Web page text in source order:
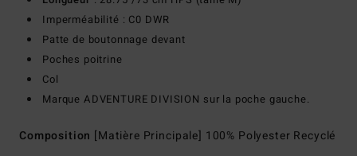
Imperméabilité : C0 DWR
Patte de boutonnage devant
Poches poitrine
Col
Marque ADVENTURE DIVISION sur la poche gauche.
Composition [Matière Principale] 100% Polyester Recyclé